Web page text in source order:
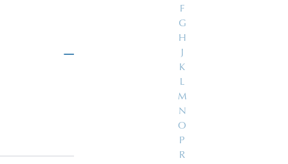
F
G
H
K
L
M
N
O
P
R